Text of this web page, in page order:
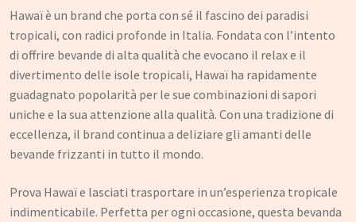
Hawaï è un brand che porta con sé il fascino dei paradisi
tropicali, con radici profonde in Italia. Fondata con l’intento
di offrire bevande di alta qualità che evocano il relax e il
divertimento delle isole tropicali, Hawaï ha rapidamente
guadagnato popolarità per le sue combinazioni di sapori
uniche e la sua attenzione alla qualità. Con una tradizione di
eccellenza, il brand continua a deliziare gli amanti delle
bevande frizzanti in tutto il mondo.
Prova Hawaï e lasciati trasportare in un’esperienza tropicale
indimenticabile. Perfetta per ogni occasione, questa bevanda